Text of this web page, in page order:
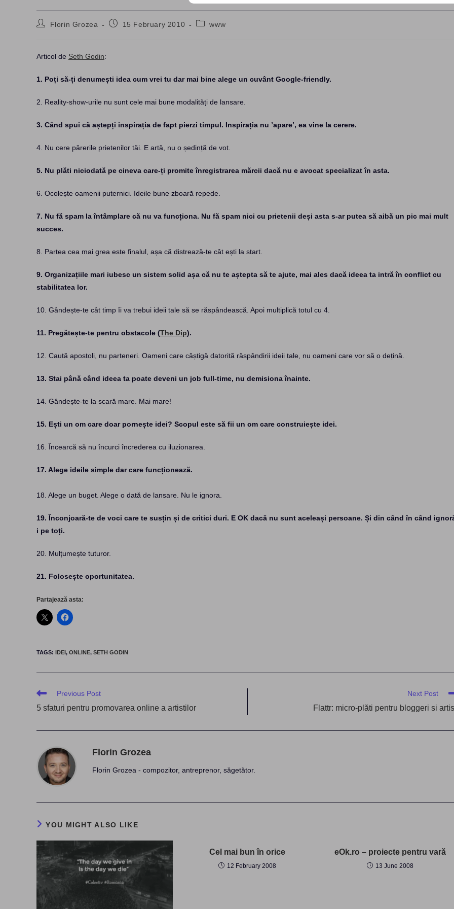
PostFlorin Grozea
Post15 February 2010
Postwww
Articol de Seth Godin:
1. Poți să-ți denumești idea cum vrei tu dar mai bine alege un cuvânt Google-friendly.
2. Reality-show-urile nu sunt cele mai bune modalități de lansare.
3. Când spui că aștepți inspirația de fapt pierzi timpul. Inspirația nu ’apare’, ea vine la cerere.
4. Nu cere părerile prietenilor tăi. E artă, nu o ședință de vot.
5. Nu plăti niciodată pe cineva care-ți promite înregistrarea mărcii dacă nu e avocat specializat în asta.
6. Ocolește oamenii puternici. Ideile bune zboară repede.
7. Nu fă spam la întâmplare că nu va funcționa. Nu fă spam nici cu prietenii deși asta s-ar putea să aibă un pic mai mult
succes.
8. Partea cea mai grea este finalul, așa că distrează-te cât ești la start.
9. Organizațiile mari iubesc un sistem solid așa că nu te aștepta să te ajute, mai ales dacă ideea ta intră în conflict cu
stabilitatea lor.
10. Gândește-te cât timp îi va trebui ideii tale să se răspândească. Apoi multiplică totul cu 4.
11. Pregătește-te pentru obstacole (The Dip).
12. Caută apostoli, nu parteneri. Oameni care câștigă datorită răspândirii ideii tale, nu oameni care vor să o dețină.
13. Stai până când ideea ta poate deveni un job full-time, nu demisiona înainte.
14. Gândește-te la scară mare. Mai mare!
15. Ești un om care doar pornește idei? Scopul este să fii un om care construiește idei.
16. Încearcă să nu încurci încrederea cu iluzionarea.
17. Alege ideile simple dar care funcționează.
18. Alege un buget. Alege o dată de lansare. Nu le ignora.
19. Înconjoară-te de voci care te susțin și de critici duri. E OK dacă nu sunt aceleași persoane. Și din când în când
i pe toți.
20. Mulțumește tuturor.
21. Folosește oportunitatea.
Partajează asta:
TAGS: IDEI, ONLINE, SETH GODIN
Read
articles
Previous Post
5 sfaturi pentru promovarea online a artistilor
Next Post
Flattr: micro-plăti pentru bloggeri si
Florin Grozea
Florin Grozea - compozitor, antreprenor, săgetător.
YOU MIGHT ALSO LIKE
Cel mai bun în orice
12 February 2008
eOk.ro – proiecte pentru vară
13 June 2008